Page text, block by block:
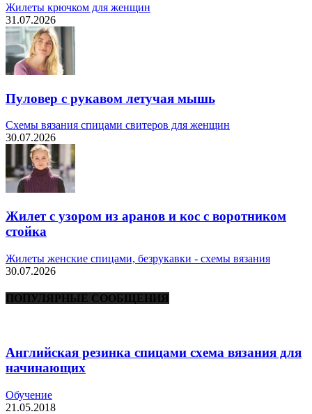
Жилеты крючком для женщин
31.07.2026
Пуловер с рукавом летучая мышь
Схемы вязания спицами свитеров для женщин
30.07.2026
Жилет с узором из аранов и кос с воротником
стойка
Жилеты женские спицами, безрукавки - схемы вязания
30.07.2026
ПОПУЛЯРНЫЕ СООБЩЕНИЯ
Английская резинка спицами схема вязания для
начинающих
Обучение
21.05.2018